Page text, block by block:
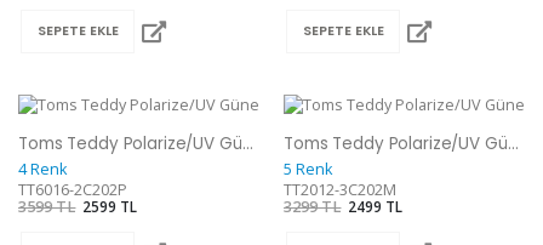
SEPETE EKLE SEPETE EKLE
Toms Teddy Polarize/UV Güneş Gözlüğü
4 Renk
TT6016-2C202P
3599 TL 2599 TL
Toms Teddy Polarize/UV Güneş Gözlüğü
5 Renk
TT2012-3C202M
3299 TL 2499 TL